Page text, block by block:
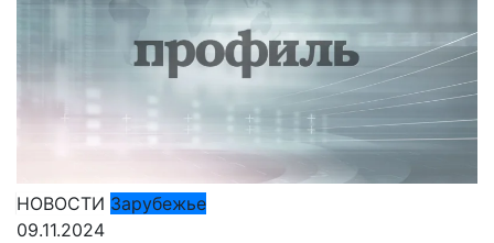
НОВОСТИ Зарубежье
09.11.2024